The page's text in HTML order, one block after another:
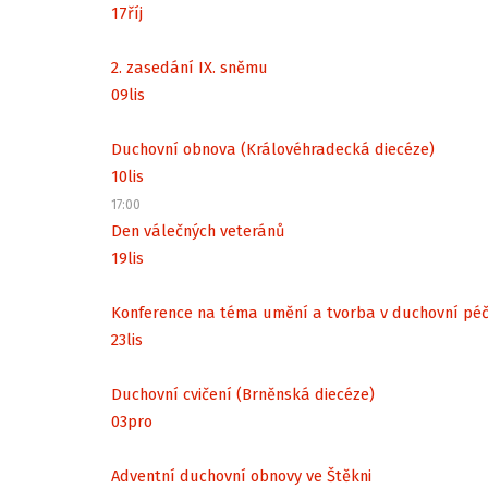
17říj
2. zasedání IX. sněmu
09lis
Duchovní obnova (Královéhradecká diecéze)
10lis
17:00
Den válečných veteránů
19lis
Konference na téma umění a tvorba v duchovní
23lis
Duchovní cvičení (Brněnská diecéze)
03pro
Adventní duchovní obnovy ve Štěkni